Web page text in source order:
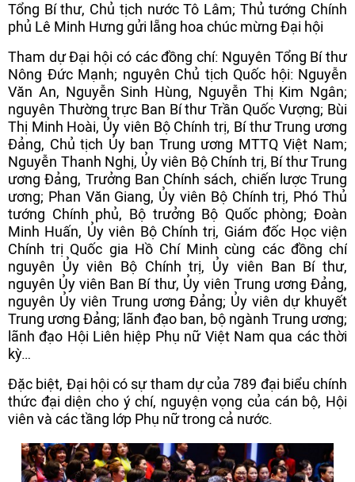
Tổng Bí thư, Chủ tịch nước Tô Lâm; Thủ tướng Chính
phủ Lê Minh Hưng gửi lẵng hoa chúc mừng Đại hội
Tham dự Đại hội có các đồng chí: Nguyên Tổng Bí thư
Nông Đức Mạnh; nguyên Chủ tịch Quốc hội: Nguyễn
Văn An, Nguyễn Sinh Hùng, Nguyễn Thị Kim Ngân;
nguyên Thường trực Ban Bí thư Trần Quốc Vượng; Bùi
Thị Minh Hoài, Ủy viên Bộ Chính trị, Bí thư Trung ương
Đảng, Chủ tịch Ủy ban Trung ương MTTQ Việt Nam;
Nguyễn Thanh Nghị, Ủy viên Bộ Chính trị, Bí thư Trung
ương Đảng, Trưởng Ban Chính sách, chiến lược Trung
ương; Phan Văn Giang, Ủy viên Bộ Chính trị, Phó Thủ
tướng Chính phủ, Bộ trưởng Bộ Quốc phòng; Đoàn
Minh Huấn, Ủy viên Bộ Chính trị, Giám đốc Học viện
Chính trị Quốc gia Hồ Chí Minh cùng các đồng chí
nguyên Ủy viên Bộ Chính trị, Ủy viên Ban Bí thư,
nguyên Ủy viên Ban Bí thư, Ủy viên Trung ương Đảng,
nguyên Ủy viên Trung ương Đảng; Ủy viên dự khuyết
Trung ương Đảng; lãnh đạo ban, bộ ngành Trung ương;
lãnh đạo Hội Liên hiệp Phụ nữ Việt Nam qua các thời
kỳ…
Đặc biệt, Đại hội có sự tham dự của 789 đại biểu chính
thức đại diện cho ý chí, nguyện vọng của cán bộ, Hội
viên và các tầng lớp Phụ nữ trong cả nước.